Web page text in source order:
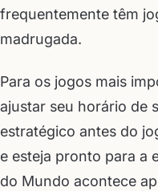
frequentemente têm
madrugada.
Para os jogos mais
ajustar seu horário de
estratégico antes do
e esteja pronto para a
do Mundo acontece